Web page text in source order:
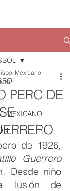
MEXICANO
PERO DE
Mexicano
de 1926,
Guerrero
Desde niño
ilusión de